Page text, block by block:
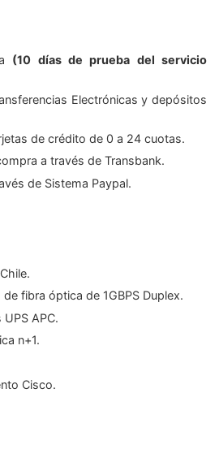
(10 días de prueba del servicio
Electrónicas y depósitos
de crédito de 0 a 24 cuotas.
a través de Transbank.
de Sistema Paypal.
fibra óptica de 1GBPS Duplex.
APC.
n+1.
Cisco.